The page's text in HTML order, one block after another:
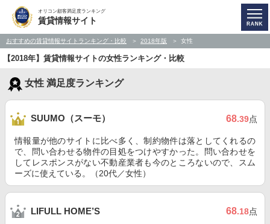
オリコン顧客満足度ランキング
賃貸情報サイト
おすすめの賃貸情報サイトランキング・比較 2018年版 女性
【2018年】賃貸情報サイトの女性ランキング・比較
女性 満足度ランキング
SUUMO（スーモ） 68.39点
情報量が他のサイトに比べ多く、制約物件は落としてくれるの
で、問い合わせる物件の目処をつけやすかった。問い合わせを
してレスポンスがない不動産業者も今のところないので、スム
ーズに使えている。（20代／女性）
LIFULL HOME’S 68.18点